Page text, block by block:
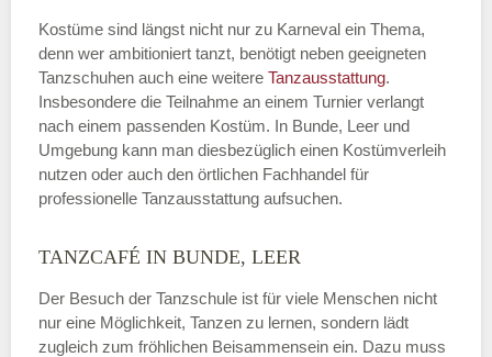
Kostüme sind längst nicht nur zu Karneval ein Thema,
denn wer ambitioniert tanzt, benötigt neben geeigneten
Tanzschuhen auch eine weitere Tanzausstattung.
Insbesondere die Teilnahme an einem Turnier verlangt
nach einem passenden Kostüm. In Bunde, Leer und
Umgebung kann man diesbezüglich einen Kostümverleih
nutzen oder auch den örtlichen Fachhandel für
professionelle Tanzausstattung aufsuchen.
TANZCAFÉ IN BUNDE, LEER
Der Besuch der Tanzschule ist für viele Menschen nicht
nur eine Möglichkeit, Tanzen zu lernen, sondern lädt
zugleich zum fröhlichen Beisammensein ein. Dazu muss